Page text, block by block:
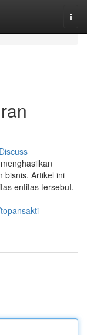
Discuss
bisnis. Artikel ini
entitas tersebut.